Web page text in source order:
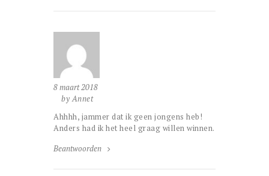
8 maart 2018
by Annet
Ahhhh, jammer dat ik geen jongens heb!
Anders had ik het heel graag willen winnen.
Beantwoorden